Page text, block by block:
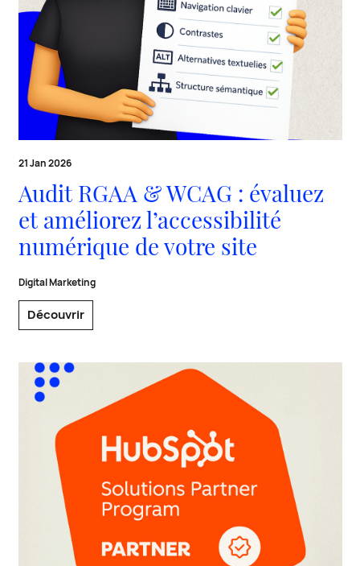
21 Jan 2026
Audit RGAA & WCAG : évaluez
et améliorez l’accessibilité
numérique de votre site
Digital Marketing
Découvrir